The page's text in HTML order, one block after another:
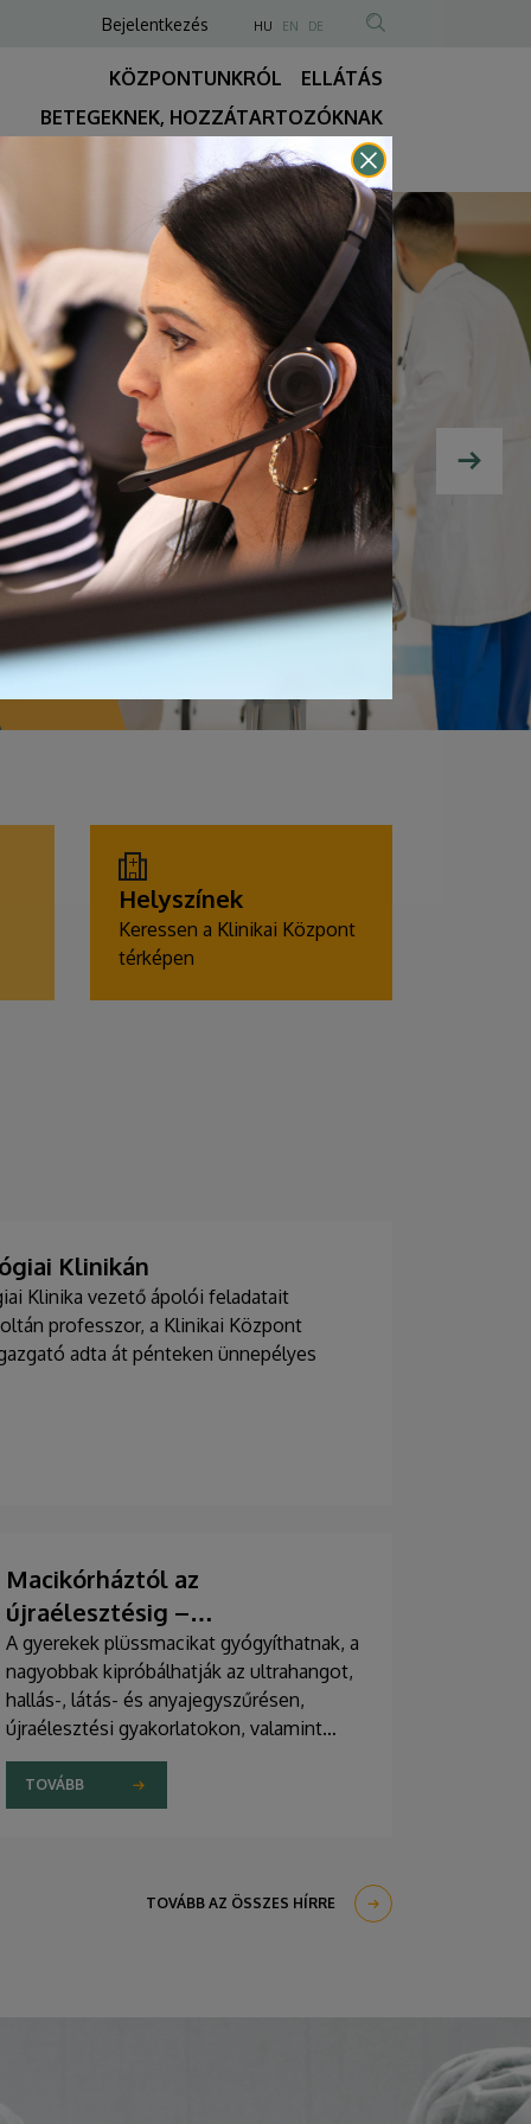
Anonim
fiók
menüje
Bejelentkezés NYELVVÁLASZTÓ
HU EN DE
KERESÉSE
Fő
KÖZPONTUNKRÓL
ELLÁTÁS
BETEGEKNEK, HOZZÁTARTOZÓKNAK
REELS-VIDEÓK
Helyszínek
Keressen a Klinikai Központ
térképen
Klinikán
Klinika vezető ápolói feladatait
professzor, a Klinikai Központ
adta át pénteken ünnepélyes
Macikórháztól az
újraélesztésig –
egészségprogramok a
Campuson
A gyerekek plüssmacikat gyógyíthatnak, a
nagyobbak kipróbálhatják az ultrahangot,
hallás-, látás- és anyajegyszűrésen,
újraélesztési gyakorlatokon, valamint
zeneterápiás és a mentális egészséget
támogató prevenciós foglalkozásokon is
részt vehetnek a július 22-én kezdődő
Általános Orvostudományi Kar sokszínű
TOVÁBB
TOVÁBB AZ ÖSSZES HÍRRE